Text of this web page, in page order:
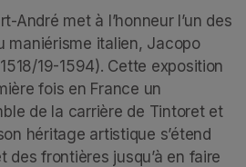
André met à l’honneur l’un des
maniérisme italien, Jacopo
19-1594). Cette exposition
fois en France un
de la carrière de Tintoret et
héritage artistique s’étend
des frontières jusqu’à en faire